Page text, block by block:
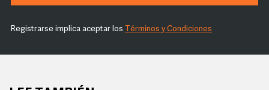
Registrarse implica aceptar los Términos y Condiciones